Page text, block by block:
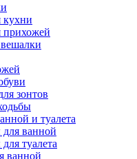
кухни
зонтов
и туалета
для ванной
туалета
ванной